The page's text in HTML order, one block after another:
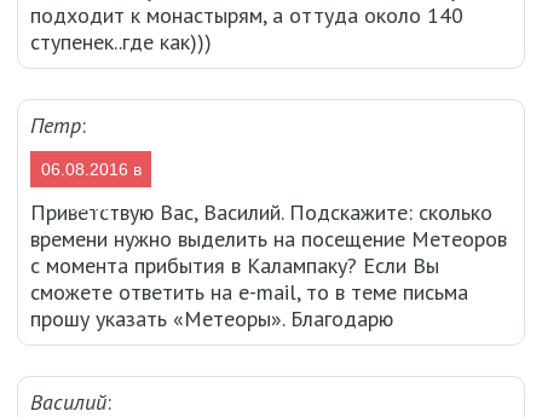
подходит к монастырям, а оттуда около 140
ступенек..где как)))
Петр:
06.08.2016 в
00:38
Приветствую Вас, Василий. Подскажите: сколько
времени нужно выделить на посещение Метеоров
с момента прибытия в Калампаку? Если Вы
сможете ответить на e-mail, то в теме письма
прошу указать «Метеоры». Благодарю
Василий: